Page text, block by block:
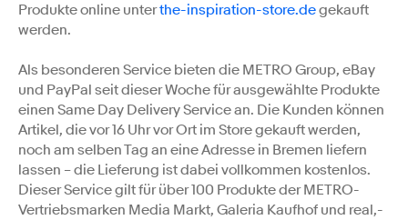
Produkte online unterthe-inspiration-store.degekauft
werden.
Als besonderen Service bieten die METRO Group, eBay
und PayPal seit dieser Woche für ausgewählte Produkte
einen Same Day Delivery Service an. Die Kunden können
Artikel, die vor 16 Uhr vor Ort im Store gekauft werden,
noch am selben Tag an eine Adresse in Bremen liefern
lassen – die Lieferung ist dabei vollkommen kostenlos.
Dieser Service gilt für über 100 Produkte der METRO-
Vertriebsmarken Media Markt, Galeria Kaufhof und real,-